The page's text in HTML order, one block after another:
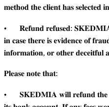
𝐦𝐞𝐭𝐡𝐨𝐝 𝐭𝐡𝐞 𝐜𝐥𝐢𝐞𝐧𝐭 𝐡𝐚𝐬 𝐬𝐞𝐥𝐞𝐜𝐭𝐞𝐝
•
𝐑𝐞𝐟𝐮𝐧𝐝 𝐫𝐞𝐟𝐮𝐬𝐞𝐝: 𝐒𝐊𝐄𝐃𝐌𝐈𝐀
𝐢𝐧 𝐜𝐚𝐬𝐞 𝐭𝐡𝐞𝐫𝐞 𝐢𝐬 𝐞𝐯𝐢𝐝𝐞𝐧𝐜𝐞 𝐨𝐟
𝐢𝐧𝐟𝐨𝐫𝐦𝐚𝐭𝐢𝐨𝐧, 𝐨𝐫 𝐨𝐭𝐡𝐞𝐫 𝐝𝐞𝐜𝐞𝐢𝐭𝐟𝐮𝐥
𝐏𝐥𝐞𝐚𝐬𝐞 𝐧𝐨𝐭𝐞 𝐭𝐡𝐚𝐭:
•
𝐒𝐊𝐄𝐃𝐌𝐈𝐀 𝐰𝐢𝐥𝐥 𝐫𝐞𝐟𝐮𝐧𝐝 𝐭𝐡𝐞